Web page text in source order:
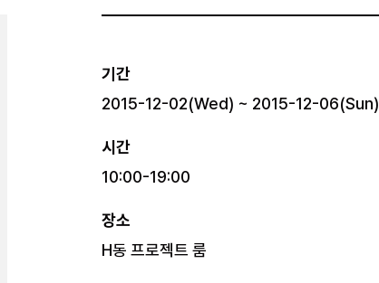
기간
2015-12-02(Wed) ~ 2015-12-06(Sun)
시간
10:00-19:00
장소
H동 프로젝트 룸